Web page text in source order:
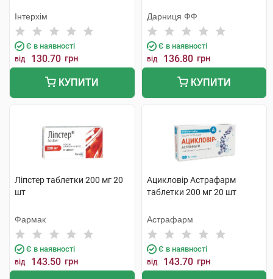
Інтерхім
Є в наявності
від 130.70 грн
КУПИТИ
Дарниця ФФ
Є в наявності
від 136.80 грн
КУПИТИ
Ліпстер таблетки 200 мг 20
шт
Фармак
Є в наявності
від 143.50 грн
Ацикловір Астрафарм
таблетки 200 мг 20 шт
Астрафарм
Є в наявності
від 143.70 грн